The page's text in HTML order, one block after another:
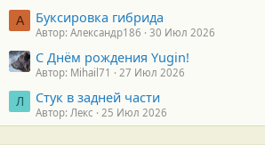
А Буксировка гибрида
Автор: Александр186 30 Июл 2026
С Днём рождения Yugin!
Автор: Mihail71 27 Июл 2026
Л Стук в задней части
Автор: Лекс 25 Июл 2026